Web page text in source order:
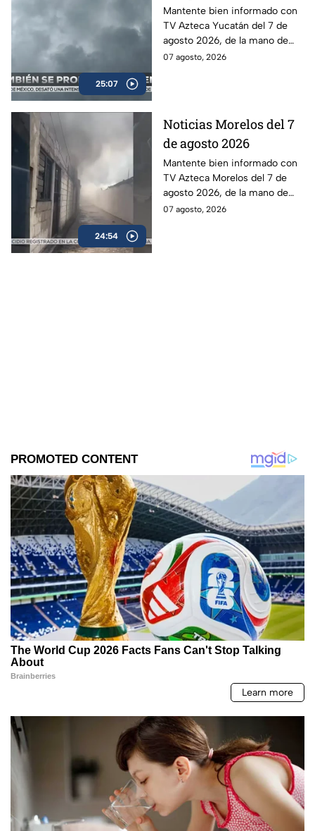
25:07
Mantente bien informado con
TV Azteca Yucatán del 7 de
agosto 2026, de la mano de
Lily Camino.
07 agosto, 2026
24:54
Noticias Morelos del 7
de agosto 2026
Mantente bien informado con
TV Azteca Morelos del 7 de
agosto 2026, de la mano de
Alexis Balbuena.
07 agosto, 2026